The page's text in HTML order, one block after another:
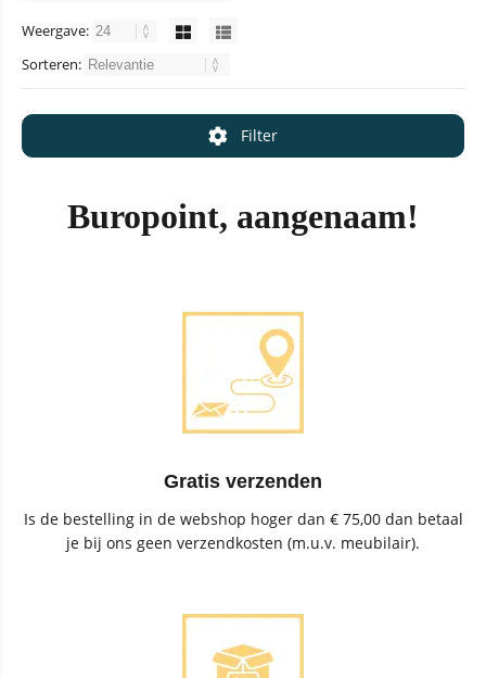
Weergave:
Sorteren:
Filter
Buropoint, aangenaam!
Gratis verzenden
Is de bestelling in de webshop hoger dan € 75,00 dan betaal
je bij ons geen verzendkosten (m.u.v. meubilair).